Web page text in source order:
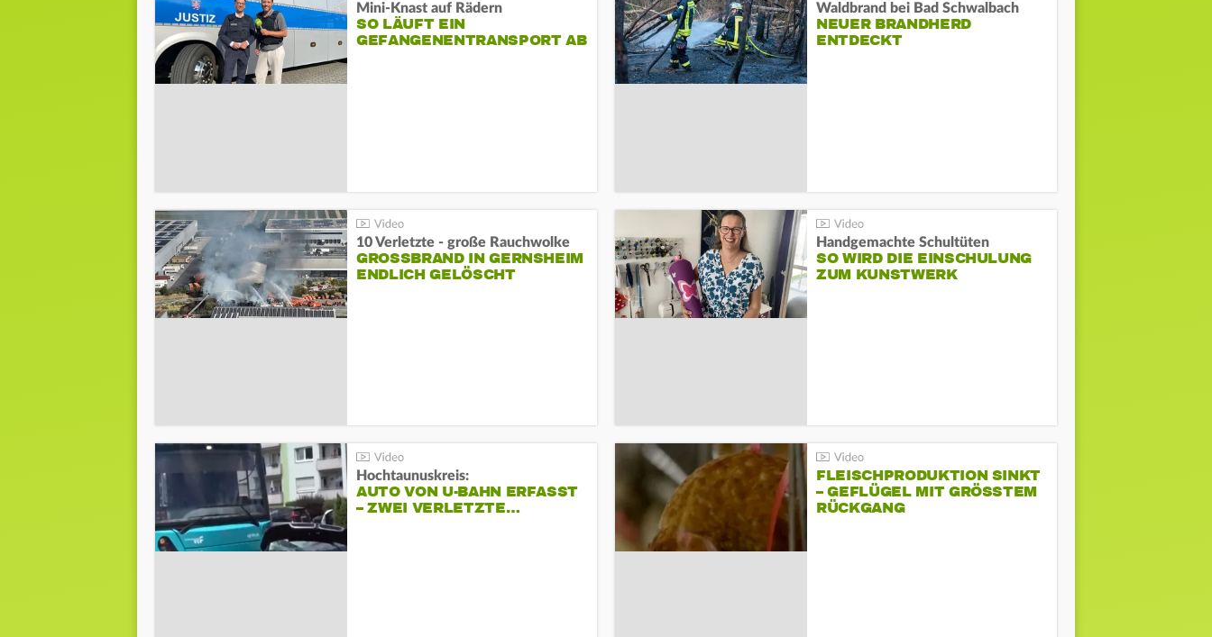
Mini-Knast auf Rädern
SO LÄUFT EIN
GEFANGENENTRANSPORT AB
Waldbrand bei Bad Schwalbach
NEUER BRANDHERD
ENTDECKT
10 Verletzte - große Rauchwolke
GROSSBRAND IN GERNSHEIM E
NDLICH GELÖSCHT
Handgemachte Schultüten
SO WIRD DIE EINSCHULUNG
ZUM KUNSTWERK
Hochtaunuskreis:
AUTO VON U-BAHN ERFASST
– ZWEI VERLETZTE…
FLEISCHPRODUKTION SINKT
– GEFLÜGEL MIT GRÖSSTEM R
ÜCKGANG